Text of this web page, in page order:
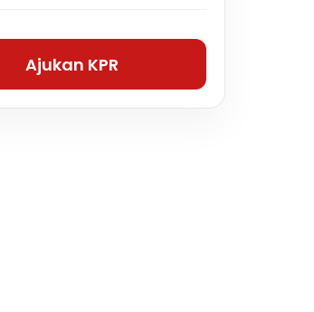
Ajukan KPR